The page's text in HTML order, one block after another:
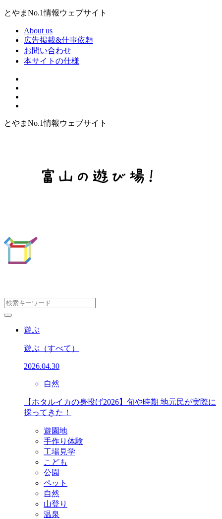
とやまNo.1情報ウェブサイト
About us
広告掲載&仕事依頼
お問い合わせ
本サイトの仕様
とやまNo.1情報ウェブサイト
遊ぶ
遊ぶ （すべて）
2026.04.30
自然
【ホタルイカの身投げ2026】旬や時期 地元民が実際に
採ってきた！
遊園地
手作り体験
工場見学
こども
公園
ペット
自然
山登り
温泉